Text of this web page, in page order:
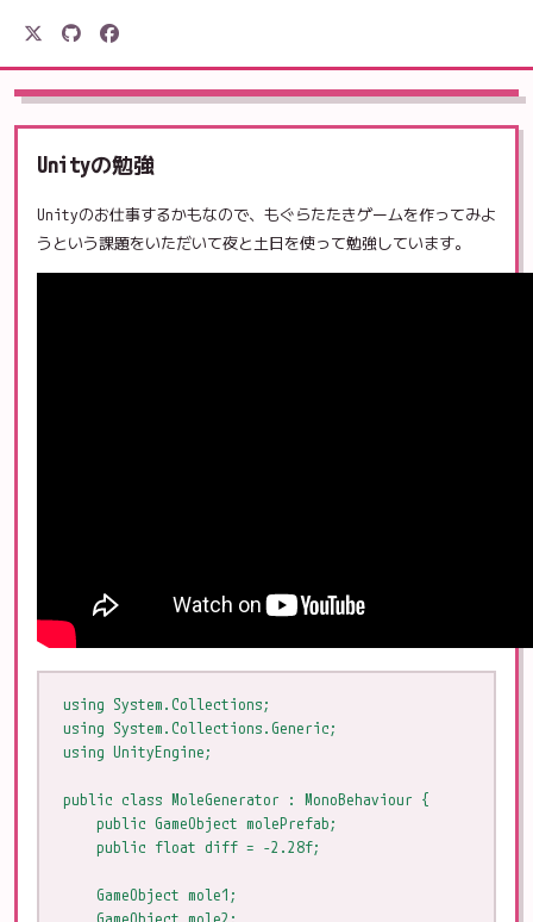
駒形電産
Unityの勉強
Unityのお仕事するかもなので、もぐらたたきゲームを作ってみよ
うという課題をいただいて夜と土日を使って勉強しています。
using System.Collections;
using System.Collections.Generic;
using UnityEngine;
public class MoleGenerator : MonoBehaviour {
    public GameObject molePrefab;
    public float diff = -2.28f;
    GameObject mole1;